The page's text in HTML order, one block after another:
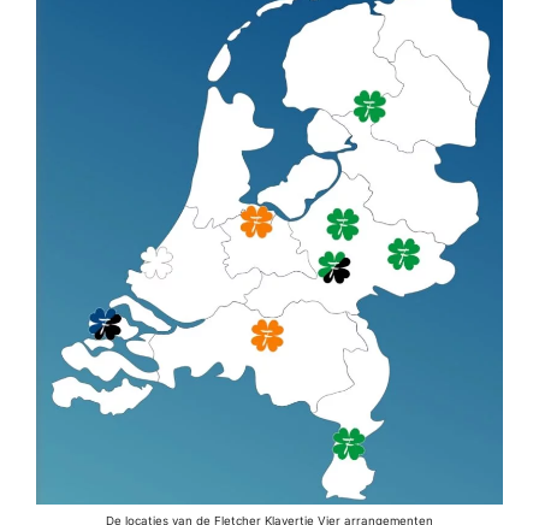
De locaties van de Fletcher Klavertje Vier arrangementen